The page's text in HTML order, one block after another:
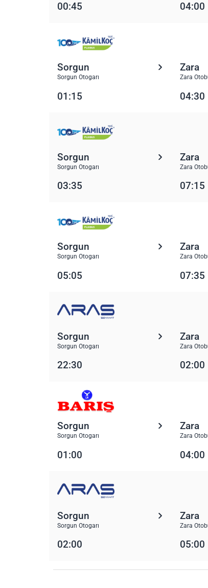
00:45 04:00
Sorgun
Sorgun Otogarı
Zara
Zara
01:15 04:30
Sorgun
Sorgun Otogarı
Zara
Zara
03:35 07:15
Sorgun
Sorgun Otogarı
Zara
Zara
05:05 07:35
Sorgun
Sorgun Otogarı
Zara
Zara
22:30 02:00
Sorgun
Sorgun Otogarı
Zara
Zara
01:00 04:00
Sorgun
Sorgun Otogarı
Zara
Zara
02:00 05:00